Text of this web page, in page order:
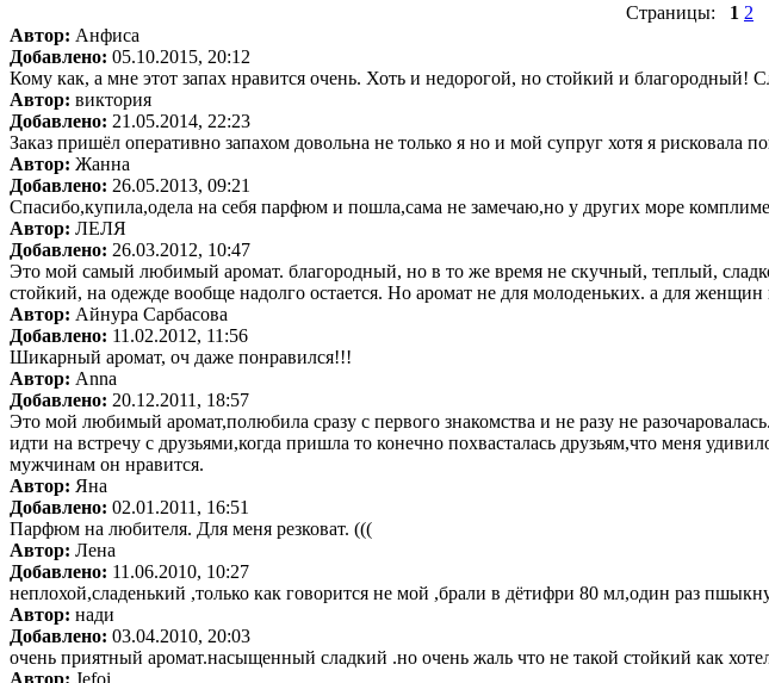
Страницы: 1 2
Автор: Анфиса
Добавлено: 05.10.2015, 20:12
Кому как, а мне этот запах нравится очень. Хоть и недорогой, но стойкий и
Автор: виктория
Добавлено: 21.05.2014, 22:23
Заказ пришёл оперативно запахом довольна не только я но и мой супруг хотя я рисковала
Автор: Жанна
Добавлено: 26.05.2013, 09:21
Спасибо,купила,одела на себя парфюм и пошла,сама не замечаю,но у других море
Автор: ЛЕЛЯ
Добавлено: 26.03.2012, 10:47
Это мой самый любимый аромат. благородный, но в то же время не скучный, теплый,
стойкий, на одежде вообще надолго остается. Но аромат не для молоденьких. а для женщин
Автор: Айнура Сарбасова
Добавлено: 11.02.2012, 11:56
Шикарный аромат, оч даже понравился!!!
Автор: Anna
Добавлено: 20.12.2011, 18:57
Это мой любимый аромат,полюбила сразу с первого знакомства и не разу не
идти на встречу с друзьями,когда пришла то конечно похвасталась друзьям,что меня
мужчинам он нравится.
Автор: Яна
Добавлено: 02.01.2011, 16:51
Парфюм на любителя. Для меня резковат. (((
Автор: Лена
Добавлено: 11.06.2010, 10:27
неплохой,сладенький ,только как говорится не мой ,брали в дётифри 80 мл,один раз
Автор: нади
Добавлено: 03.04.2010, 20:03
очень приятный аромат.насыщенный сладкий .но очень жаль что не такой стойкий как
Автор: Jefoi